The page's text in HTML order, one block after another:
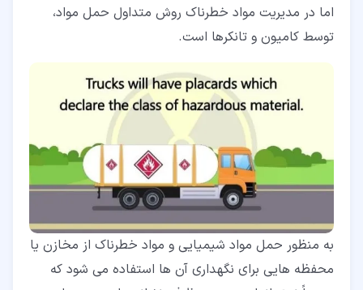
اما در مدیریت مواد خطرناک روش متداول حمل مواد،
توسط کامیون و تانکرها است.
به منظور حمل مواد شیمیایی و مواد خطرناک از مخازن یا
محفظه هایی برای نگهداری آن ها استفاده می شود که